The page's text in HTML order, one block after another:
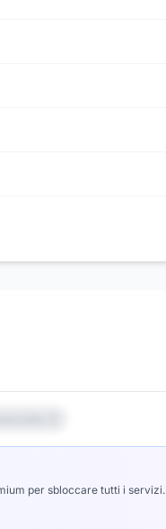
per sbloccare tutti i servizi.